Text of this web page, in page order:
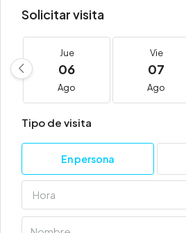
Solicitar visita
Jue
06
Ago
Vie
07
Ago
Tipo de visita
En persona
Hora